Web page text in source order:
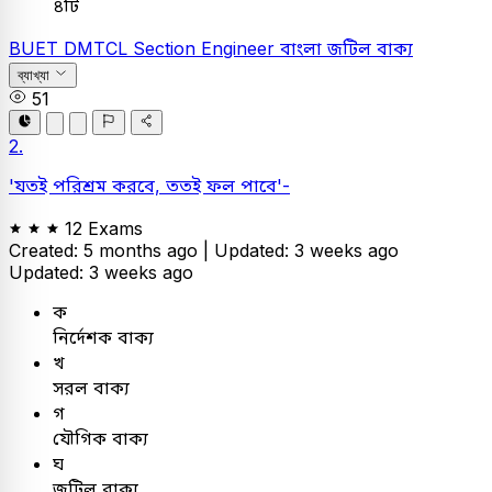
৪টি
BUET DMTCL Section Engineer বাংলাজটিল বাক্য
ব্যাখ্যা
51
2.
'যতই পরিশ্রম করবে, ততই ফল পাবে'-
12 Exams
Created: 5 months ago | Updated: 3 weeks ago
Updated: 3 weeks ago
ক
নির্দেশক বাক্য
খ
সরল বাক্য
গ
যৌগিক বাক্য
ঘ